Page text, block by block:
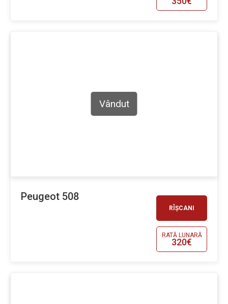
RÎȘCANI
RATĂ LUNARĂ
320€
Vândut
Peugeot 508